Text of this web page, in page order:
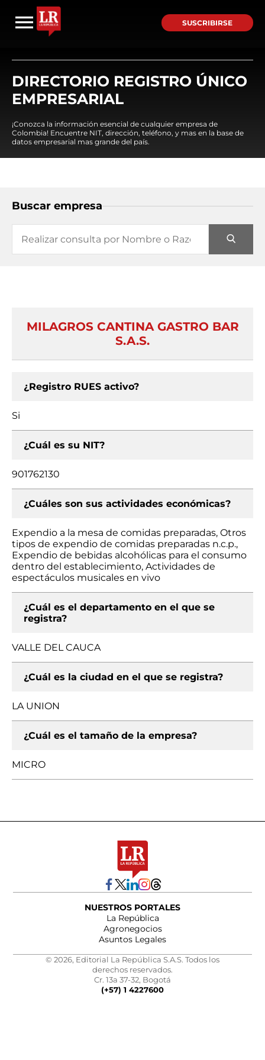
SUSCRIBIRSE
DIRECTORIO REGISTRO ÚNICO
EMPRESARIAL
¡Conozca la información esencial de cualquier empresa de
Colombia! Encuentre NIT, dirección, teléfono, y mas en la base de
datos empresarial mas grande del país.
Buscar empresa
MILAGROS CANTINA GASTRO BAR
S.A.S.
¿Registro RUES activo?
Si
¿Cuál es su NIT?
901762130
¿Cuáles son sus actividades económicas?
Expendio a la mesa de comidas preparadas, Otros
tipos de expendio de comidas preparadas n.c.p.,
Expendio de bebidas alcohólicas para el consumo
dentro del establecimiento, Actividades de
espectáculos musicales en vivo
¿Cuál es el departamento en el que se
registra?
VALLE DEL CAUCA
¿Cuál es la ciudad en el que se registra?
LA UNION
¿Cuál es el tamaño de la empresa?
MICRO
NUESTROS PORTALES
La República
Agronegocios
Asuntos Legales
© 2026, Editorial La República S.A.S. Todos los
derechos reservados.
Cr. 13a 37-32, Bogotá
(+57) 1 4227600